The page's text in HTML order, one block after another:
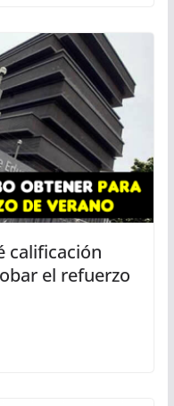
calificación
el refuerzo